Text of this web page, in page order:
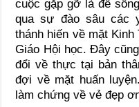
cuộc gặp gỡ là để
qua sự đào sâu các
thánh hiến về mặt
Giáo Hội học. Đây
đổi về thực tại bản
đợi về mặt huấn
làm chứng về vẻ đẹp